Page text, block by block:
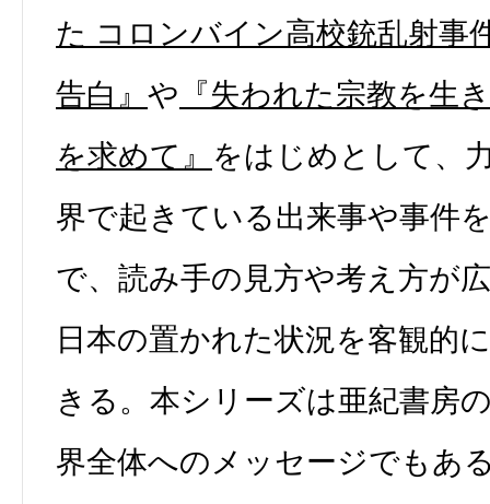
た コロンバイン高校銃乱射事
告白』 や 『失われた宗教を生
を求めて』 をはじめとして、
界で起きている出来事や事件
で、読み手の見方や考え方が
日本の置かれた状況を客観的
きる。本シリーズは亜紀書房
界全体へのメッセージでもあ